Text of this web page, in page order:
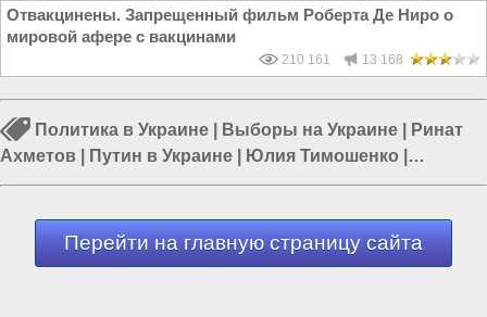
Отвакцинены. Запрещенный фильм Роберта Де Ниро о
мировой афере с вакцинами
210 161 13 168
Политика в Украине Выборы на Украине
Ринат
Ахметов
Путин в Украине Юлия Тимошенко
Ростислав Ищенко|Олигархи Украины
Перейти на главную страницу сайта